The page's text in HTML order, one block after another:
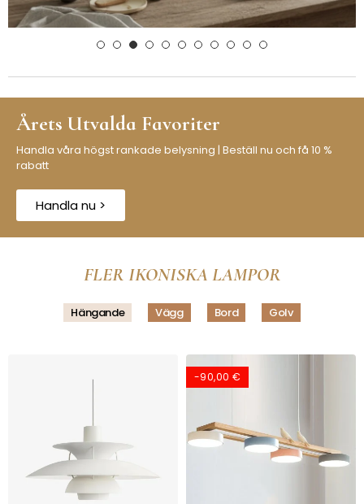
Årets Utvalda Favoriter
Handla våra högst rankade belysning | Beställ nu och få 10 %
rabatt
Handla nu >
FLER IKONISKA LAMPOR
Hängande Vägg Bord Golv
-90,00 €